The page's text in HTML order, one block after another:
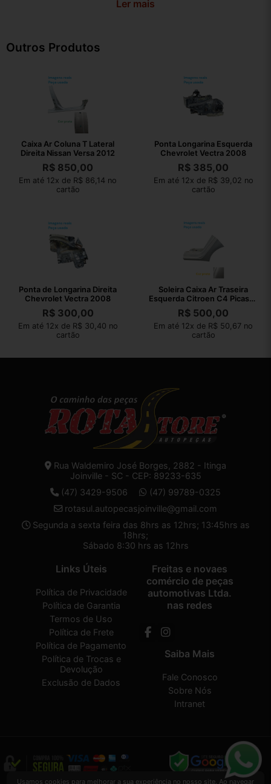
Ler mais
Outros Produtos
Caixa Ar Coluna T Lateral
Direita Nissan Versa 2012
R$ 850,00
Em até 12x de R$ 86,14 no
cartão
Ponta Longarina Esquerda
Chevrolet Vectra 2008
R$ 385,00
Em até 12x de R$ 39,02 no
cartão
Ponta de Longarina Direita
Chevrolet Vectra 2008
R$300,00
Em até 12x de R$ 30,40 no
cartão
Soleira Caixa Ar Traseira
Esquerda Citroen C4 Picasso
2011
R$ 500,00
Em até 12x de R$ 50,67 no
cartão
Rua Waldemiro José Borges, 2882 - Itinga
Joinville - SC - CEP: 89233-635
(47) 3429-9506
(47) 99789-0325
rotasul.autopecasjoinville@gmail.com
Segunda a sexta feira das 8hrs as 12hrs; 13:45hrs as
18hrs;
Sábado 8:30 hrs as 12hrs
Links Úteis
Política de Privacidade
Política de Garantia
Termos de Uso
Política de Frete
Política de Pagamento
Política de Trocas e
Devolução
Exclusão de Dados
Freitas e novaes
comércio de peças
automotivas Ltda.
nas redes
Saiba Mais
Fale Conosco
Sobre Nós
Intranet
Usamos cookies para melhorar a sua experiência no nosso site. Ao navegar